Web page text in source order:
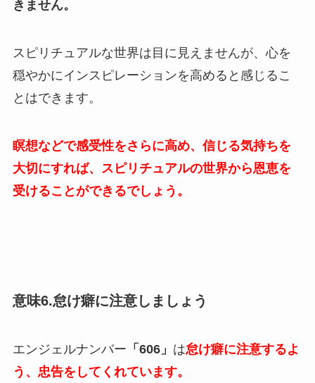
きません。
スピリチュアルな世界は目に見えませんが、心を
穏やかにインスピレーションを高めると感じるこ
とはできます。
瞑想などで感受性をさらに高め、信じる気持ちを
大切にすれば、スピリチュアルの世界から恩恵を
受けることができるでしょう。
意味6.怠け癖に注意しましょう
エンジェルナンバー 「606」 は怠け癖に注意するよ
う、忠告をしてくれています。